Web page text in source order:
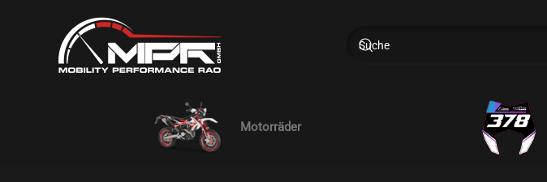
Skip to main content
Motorräder